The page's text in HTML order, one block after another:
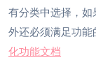
有分类中选择，
外还必须满足功能
化功能文档